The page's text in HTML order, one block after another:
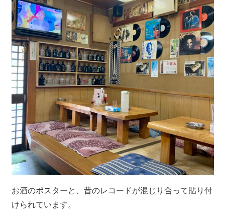
お酒のポスターと、昔のレコードが混じり合って貼り付
けられています。